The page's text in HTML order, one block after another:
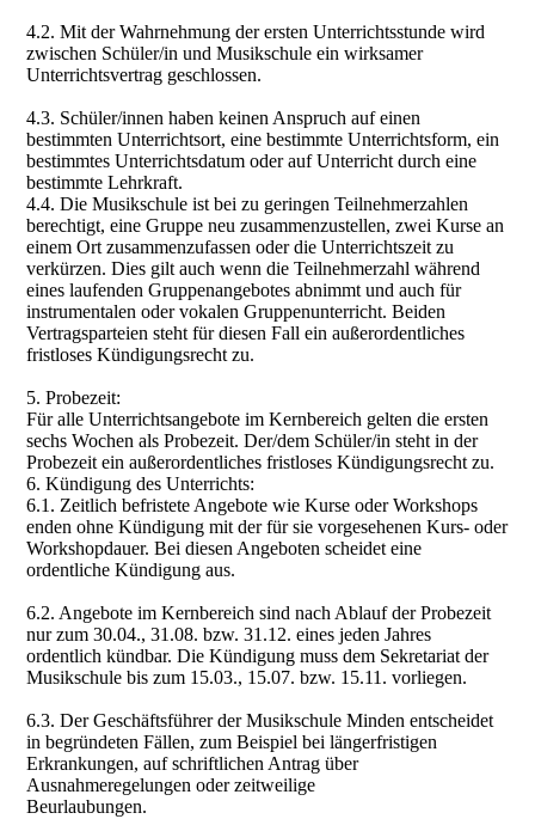
4.2. Mit der Wahrnehmung der ersten Unterrichtsstunde wird
zwischen Schüler/in und Musikschule ein wirksamer
Unterrichtsvertrag geschlossen.
4.3. Schüler/innen haben keinen Anspruch auf einen
bestimmten Unterrichtsort, eine bestimmte Unterrichtsform, ein
bestimmtes Unterrichtsdatum oder auf Unterricht durch eine
bestimmte Lehrkraft.
4.4. Die Musikschule ist bei zu geringen Teilnehmerzahlen
berechtigt, eine Gruppe neu zusammenzustellen, zwei Kurse an
einem Ort zusammenzufassen oder die Unterrichtszeit zu
verkürzen. Dies gilt auch wenn die Teilnehmerzahl während
eines laufenden Gruppenangebotes abnimmt und auch für
instrumentalen oder vokalen Gruppenunterricht. Beiden
Vertragsparteien steht für diesen Fall ein außerordentliches
fristloses Kündigungsrecht zu.
5. Probezeit:
Für alle Unterrichtsangebote im Kernbereich gelten die ersten
sechs Wochen als Probezeit. Der/dem Schüler/in steht in der
Probezeit ein außerordentliches fristloses Kündigungsrecht zu.
6. Kündigung des Unterrichts:
6.1. Zeitlich befristete Angebote wie Kurse oder Workshops
enden ohne Kündigung mit der für sie vorgesehenen Kurs- oder
Workshopdauer. Bei diesen Angeboten scheidet eine
ordentliche Kündigung aus.
6.2. Angebote im Kernbereich sind nach Ablauf der Probezeit
nur zum 30.04., 31.08. bzw. 31.12. eines jeden Jahres
ordentlich kündbar. Die Kündigung muss dem Sekretariat der
Musikschule bis zum 15.03., 15.07. bzw. 15.11. vorliegen.
6.3. Der Geschäftsführer der Musikschule Minden entscheidet
in begründeten Fällen, zum Beispiel bei längerfristigen
Erkrankungen, auf schriftlichen Antrag über
Ausnahmeregelungen oder zeitweilige
Beurlaubungen.